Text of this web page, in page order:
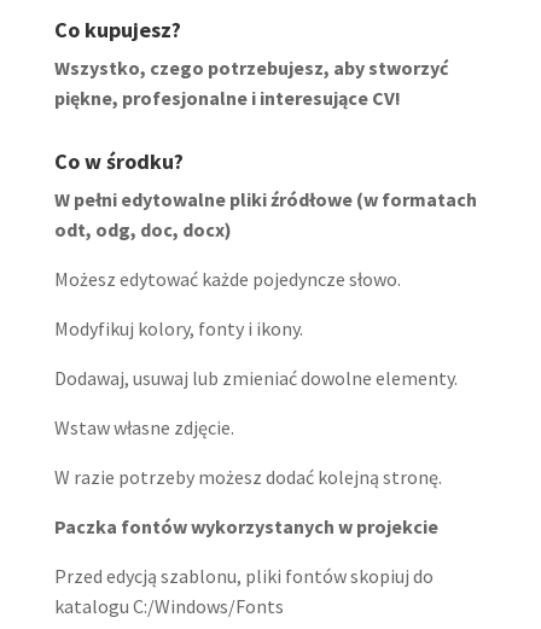
Co kupujesz?
Wszystko, czego potrzebujesz, aby stworzyć
piękne, profesjonalne i interesujące CV!
Co w środku?
W pełni edytowalne pliki źródłowe (w formatach
odt, odg, doc, docx)
Możesz edytować każde pojedyncze słowo.
Modyfikuj kolory, fonty i ikony.
Dodawaj, usuwaj lub zmieniać dowolne elementy.
Wstaw własne zdjęcie.
W razie potrzeby możesz dodać kolejną stronę.
Paczka fontów wykorzystanych w projekcie
Przed edycją szablonu, pliki fontów skopiuj do
katalogu C:/Windows/Fonts